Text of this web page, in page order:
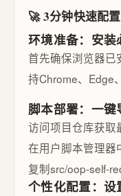
🚀 3分钟快速配
环境准备：安装
首先确保浏览器已
持Chrome、Edge
脚本部署：一键
访问项目仓库获取
在用户脚本管理器
复制src/oop-self-
个性化配置：设